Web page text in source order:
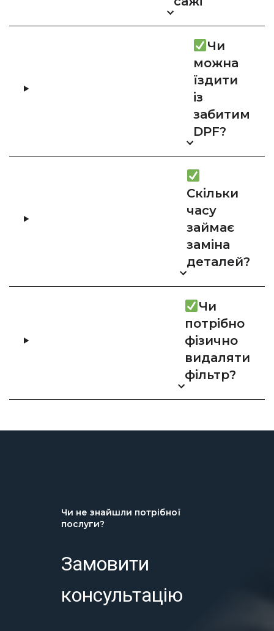
Чи
можна
їздити
із
забитим
DPF?
Скільки
часу
займає
заміна
деталей?
Чи
потрібно
фізично
видаляти
фільтр?
Чи не знайшли потрібної
послуги?
Замовити
консультацію